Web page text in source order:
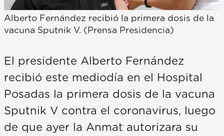
Alberto Fernández recibió la primera dosis de la
vacuna Sputnik V. (Prensa Presidencia)
El presidente Alberto Fernández
recibió este mediodía en el Hospital
Posadas la primera dosis de la vacuna
Sputnik V contra el coronavirus, luego
de que ayer la Anmat autorizara su